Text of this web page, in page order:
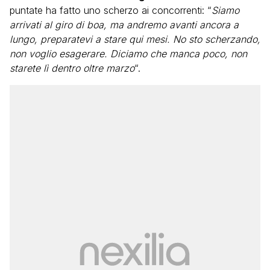
puntate ha fatto uno scherzo ai concorrenti: “Siamo
arrivati al giro di boa, ma andremo avanti ancora a
lungo, preparatevi a stare qui mesi. No sto scherzando,
non voglio esagerare. Diciamo che manca poco, non
starete lì dentro oltre marzo“.